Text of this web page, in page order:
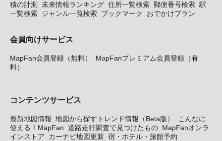
積の計測
未来情報ランキング 住所一覧検索 郵便番号検索 駅
一覧検索 ジャンル一覧検索 ブックマーク おでかけプラン
会員向けサービス
MapFan会員登録（無料）
MapFanプレミアム会員登録（有
料）
コンテンツサービス
最新地図情報 地図から探すトレンド情報（Beta版）
こんなに
使える！MapFan 道路走行調査で見つけたもの MapFanオンラ
インストア
カーナビ地図更新 宿・ホテル・旅館予約